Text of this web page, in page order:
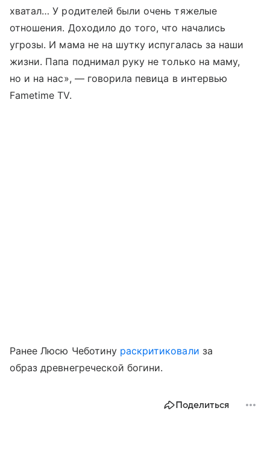
хватал… У родителей были очень тяжелые
отношения. Доходило до того, что начались
угрозы. И мама не на шутку испугалась за наши
жизни. Папа поднимал руку не только на маму,
но и на нас», — говорила певица в интервью
Fametime TV.
Ранее Люсю Чеботину раскритиковали за
образ древнегреческой богини.
Поделиться